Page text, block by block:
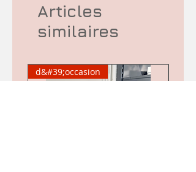
Articles
similaires
d&#39;occasion